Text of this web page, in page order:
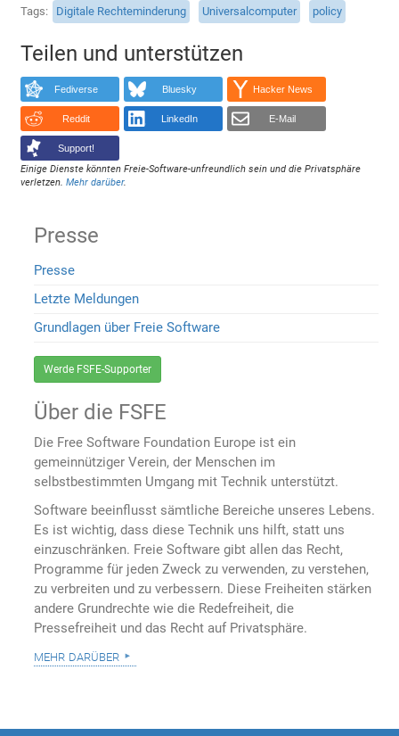
Tags Digitale Rechteminderung Universalcomputer policy
Teilen und unterstützen
Fediverse Bluesky Hacker News
Reddit LinkedIn E-Mail
Support!
Einige Dienste könnten Freie-Software-unfreundlich sein und die Privatsphäre
verletzen.Mehr darüber.
Presse
Presse
Letzte Meldungen
Grundlagen über Freie Software
Werde FSFE-Supporter
Über die FSFE
Die Free Software Foundation Europe ist ein
gemeinnütziger Verein, der Menschen im
selbstbestimmten Umgang mit Technik unterstützt.
Software beeinflusst sämtliche Bereiche unseres Lebens.
Es ist wichtig, dass diese Technik uns hilft, statt uns
einzuschränken. Freie Software gibt allen das Recht,
Programme für jeden Zweck zu verwenden, zu verstehen,
zu verbreiten und zu verbessern. Diese Freiheiten stärken
andere Grundrechte wie die Redefreiheit, die
Pressefreiheit und das Recht auf Privatsphäre.
mehr darüber